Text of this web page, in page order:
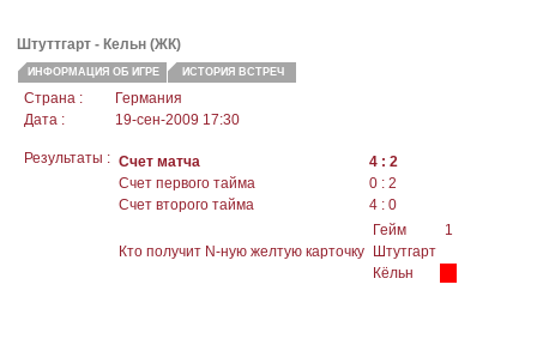
Штуттгарт - Кельн (ЖК)
ИНФОРМАЦИЯ ОБ ИГРЕ ИСТОРИЯ ВСТРЕЧ
Страна :
Германия
Дата :
19-сен-2009 17:30
Результаты : Счет матча
4 : 2
Счет первого тайма
0 : 2
Счет второго тайма
4 : 0
Кто получит N-ную желтую карточку
Гейм
1
Штутгарт
Кёльн